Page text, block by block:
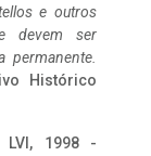
e outros
devem ser
permanente.
Histórico
LVI, 1998 -